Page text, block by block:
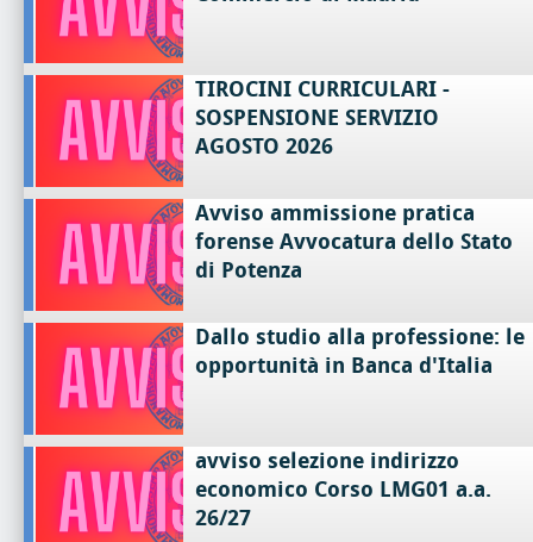
TIROCINI CURRICULARI -
SOSPENSIONE SERVIZIO
AGOSTO 2026
Avviso ammissione pratica
forense Avvocatura dello Stato
di Potenza
Dallo studio alla professione: le
opportunità in Banca d'Italia
avviso selezione indirizzo
economico Corso LMG01 a.a.
26/27